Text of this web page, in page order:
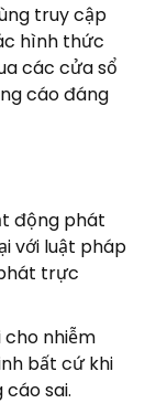
truy cập
hình thức
các cửa sổ
cáo đáng
động phát
với luật pháp
trực
cho nhiễm
bất cứ khi
sai.